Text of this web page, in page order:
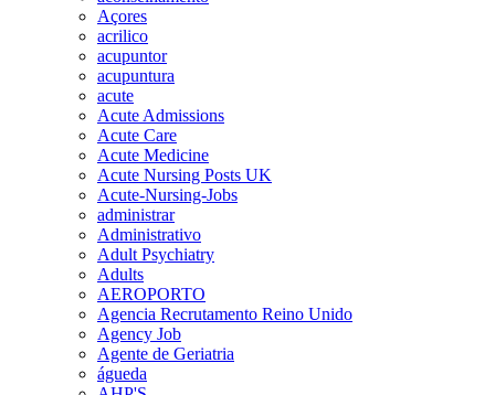
Açores
acrilico
acupuntor
acupuntura
acute
Acute Admissions
Acute Care
Acute Medicine
Acute Nursing Posts UK
Acute-Nursing-Jobs
administrar
Administrativo
Adult Psychiatry
Adults
AEROPORTO
Agencia Recrutamento Reino Unido
Agency Job
Agente de Geriatria
águeda